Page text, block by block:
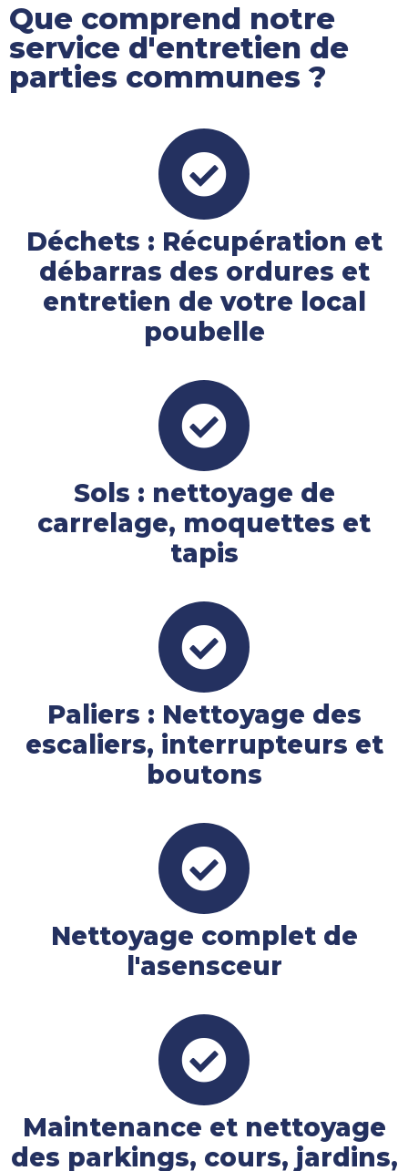
Que comprend notre
service d'entretien de
parties communes ?
Déchets : Récupération et
débarras des ordures et
entretien de votre local
poubelle
Sols : nettoyage de
carrelage, moquettes et
tapis
Paliers : Nettoyage des
escaliers, interrupteurs et
boutons
Nettoyage complet de
l'asensceur
Maintenance et nettoyage
des parkings, cours, jardins,